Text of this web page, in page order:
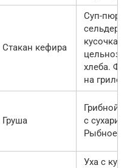
Стакан кефира
Суп-пюре
кусочка
хлеба.
на гриле
Груша
Грибной
с
Рыбное
Уха с